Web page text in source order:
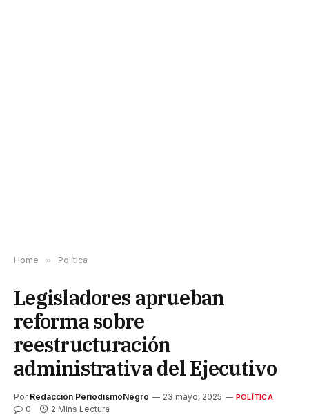
Home » Política
Legisladores aprueban
reforma sobre
reestructuración
administrativa del Ejecutivo
Por Redacción PeriodismoNegro 23 mayo, 2025 POLÍTICA
0 2 Mins Lectura